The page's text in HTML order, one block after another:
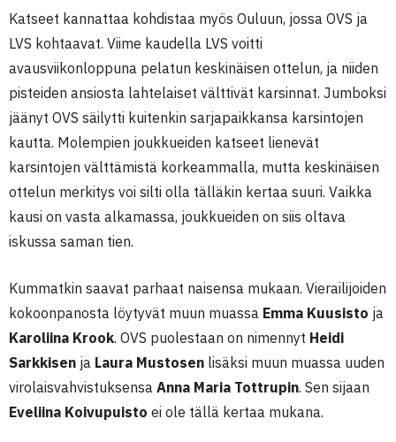
Katseet kannattaa kohdistaa myös Ouluun, jossa OVS ja
LVS kohtaavat. Viime kaudella LVS voitti
avausviikonloppuna pelatun keskinäisen ottelun, ja niiden
pisteiden ansiosta lahtelaiset välttivät karsinnat. Jumboksi
jäänyt OVS säilytti kuitenkin sarjapaikkansa karsintojen
kautta. Molempien joukkueiden katseet lienevät
karsintojen välttämistä korkeammalla, mutta keskinäisen
ottelun merkitys voi silti olla tälläkin kertaa suuri. Vaikka
kausi on vasta alkamassa, joukkueiden on siis oltava
iskussa saman tien.
Kummatkin saavat parhaat naisensa mukaan. Vierailijoiden
kokoonpanosta löytyvät muun muassa Emma Kuusisto ja
Karoliina Krook. OVS puolestaan on nimennyt Heidi
Sarkkisen ja Laura Mustosen lisäksi muun muassa uuden
virolaisvahvistuksensa Anna Maria Tottrupin. Sen sijaan
Eveliina Koivupuisto ei ole tällä kertaa mukana.